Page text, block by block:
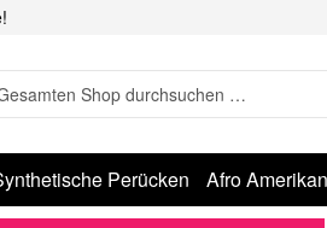
Perücken Afro